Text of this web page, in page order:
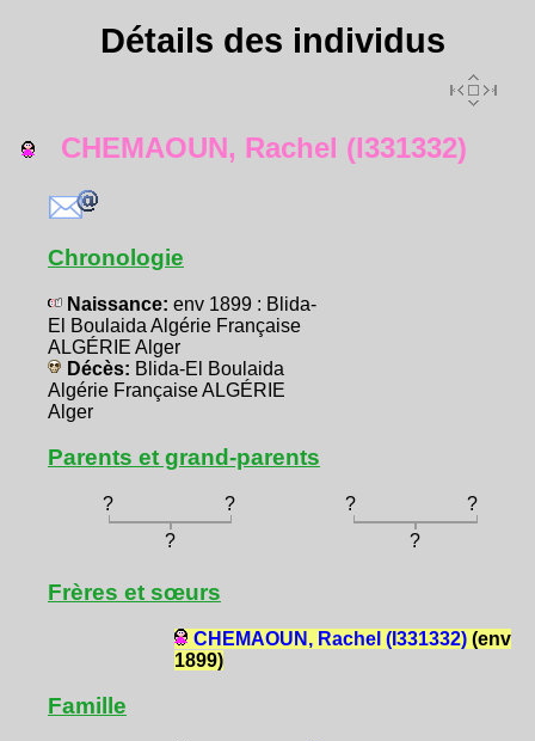
Détails des individus
CHEMAOUN, Rachel (I331332)
Chronologie
Naissance: env 1899 : Blida-
El Boulaida Algérie Française
ALGÉRIE Alger
Décès: Blida-El Boulaida
Algérie Française ALGÉRIE
Alger
Parents et grand-parents
? ? ?
?
?
?
Frères et sœurs
CHEMAOUN, Rachel (I331332)(env
1899)
Famille